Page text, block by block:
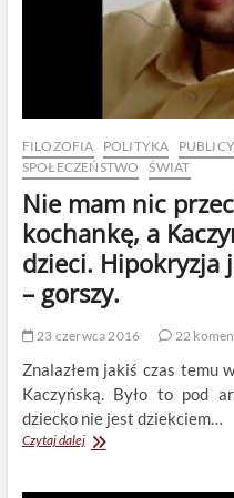
FILOZOFIA POLITYKA
SPOŁECZEŃSTWO
ŚWIAT
Nie mam nic
kochankę, a
dzieci. Hipokryzja
– gorszy.
23 czerwca 2016 22
Znalazłem jakiś czas temu
Kaczyńską. Było to pod
dziecko nie jest dziekciem…
Czytaj dalejNie